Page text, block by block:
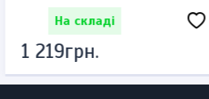
На складі
1 840грн.